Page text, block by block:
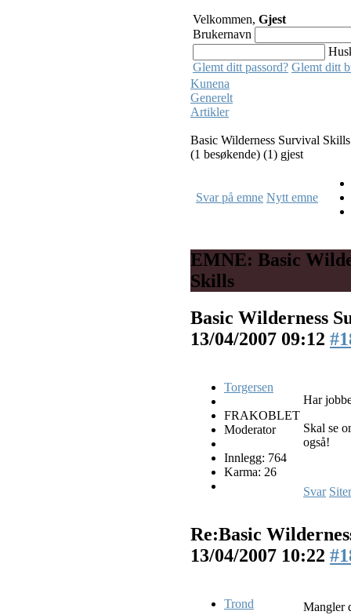
Velkommen, Gjest
Brukernavn
Glemt ditt passord? Glemt ditt
Kunena
Generelt
Artikler
Basic Wilderness Survival Skills
(1 besøkende) (1) gjest
Svar på emne Nytt emne
EMNE: Basic
Skills
Basic Wilderness
13/04/2007 09:12
Torgersen
FRAKOBLET
Moderator
Innlegg: 764
Karma: 26
Har
Skal se
også!
Svar Siter
Re:Basic
13/04/2007 10:22
Trond Mangler